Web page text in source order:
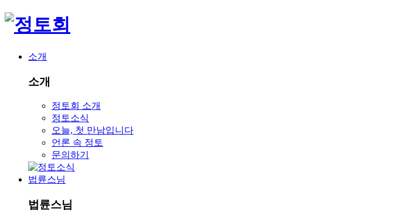
소개
소개
정토회 소개
정토소식
오늘, 첫 만남입니다
언론 속 정토
문의하기
법륜스님
법륜스님